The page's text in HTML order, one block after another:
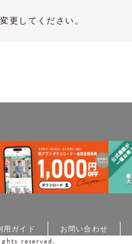
更してください。
用ガイド お問い合わせ
reserved.